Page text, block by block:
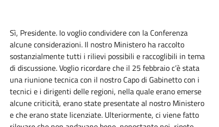
Sì, Presidente. Io voglio condividere con la Conferenza
alcune considerazioni. Il nostro Ministero ha raccolto
sostanzialmente tutti i rilievi possibili e raccoglibili in tema
di discussione. Voglio ricordare che il 25 febbraio c’è stata
una riunione tecnica con il nostro Capo di Gabinetto con i
tecnici e i dirigenti delle regioni, nella quale erano emerse
alcune criticità, erano state presentate al nostro Ministero
e che erano state licenziate. Ulteriormente, ci viene fatto